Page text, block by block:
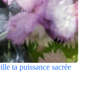
ta puissance sacrée